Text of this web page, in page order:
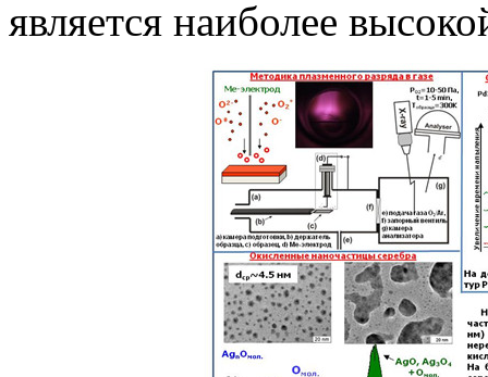
является наиболее